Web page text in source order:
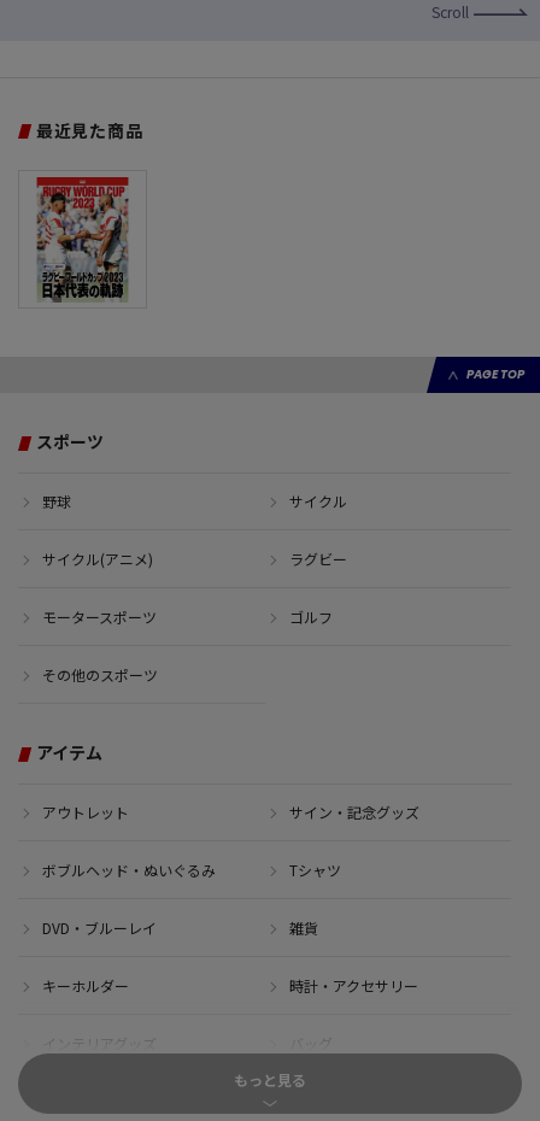
Scroll
最近見た商品
PAGE TOP
スポーツ
野球 サイクル
サイクル(アニメ) ラグビー
モータースポーツ ゴルフ
その他のスポーツ
アイテム
アウトレット サイン・記念グッズ
ボブルヘッド・ぬいぐるみ Tシャツ
DVD・ブルーレイ 雑貨
キーホルダー 時計・アクセサリー
インテリアグッズ
もっと見る